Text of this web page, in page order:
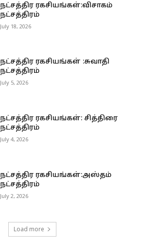
நட்சத்திர ரகசியங்கள்:விசாகம்
நட்சத்திரம்
July 18, 2026
நட்சத்திர ரகசியங்கள் :சுவாதி
நட்சத்திரம்
July 5, 2026
நட்சத்திர ரகசியங்கள்: சித்திரை
நட்சத்திரம்
July 4, 2026
நட்சத்திர ரகசியங்கள்:அஸ்தம்
நட்சத்திரம்
July 2, 2026
Load more